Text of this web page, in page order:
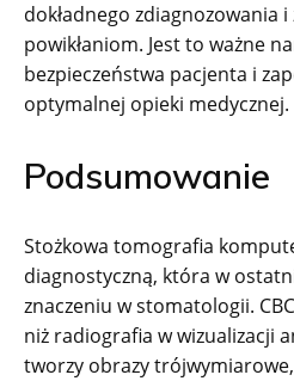
dokładnego zdiagnozowania
powikłaniom. Jest to ważne
bezpieczeństwa pacjenta i
optymalnej opieki medycznej.
Podsumowanie
Stożkowa tomografia
diagnostyczną, która w
znaczeniu w stomatologii.
niż radiografia w wizualizacji
tworzy obrazy